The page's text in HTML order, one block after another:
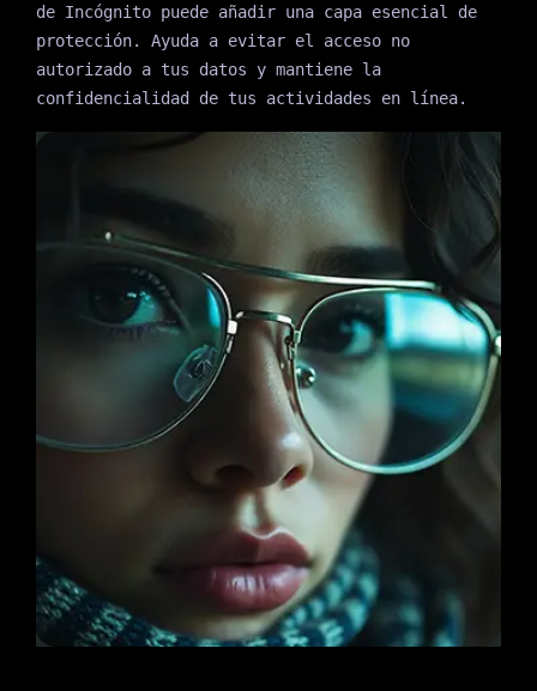
de Incógnito puede añadir una capa esencial de
protección. Ayuda a evitar el acceso no
autorizado a tus datos y mantiene la
confidencialidad de tus actividades en línea.